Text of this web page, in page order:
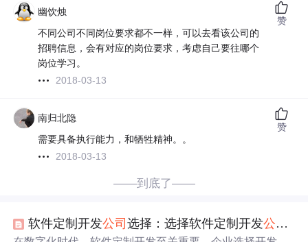
幽饮烛
不同公司不同岗位要求都不一样，可以去看该公司的
招聘信息，会有对应的岗位要求，考虑自己要往哪个
岗位学习。
2018-03-13
赞
南归北隐
需要具备执行能力，和牺牲精神。。
2018-03-13
赞
——到底了——
软件定制开发公司选择：选择软件定制开发公司